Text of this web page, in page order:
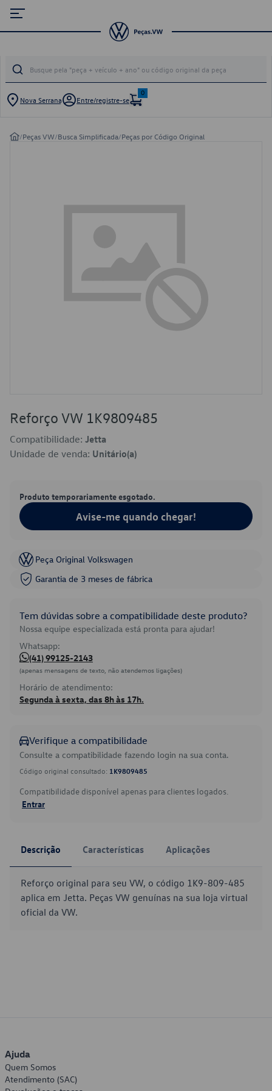
Nova Serrana Entre/registre-se
0
/Peças VW/Busca Simplificada/Peças por Código Original
Reforço VW 1K9809485
Compatibilidade: Jetta
Unidade de venda: Unitário(a)
Produto temporariamente esgotado.
Avise-me quando chegar!
Peça Original Volkswagen
Garantia de 3 meses de fábrica
Tem dúvidas sobre a compatibilidade deste produto?
Nossa equipe especializada está pronta para ajudar!
Whatsapp:
(41) 99125-2143
(apenas mensagens de texto, não atendemos ligações)
Horário de atendimento:
Segunda à sexta, das 8h às 17h.
Verifique a compatibilidade
Consulte a compatibilidade fazendo login na sua conta.
Código original consultado: 1K9809485
Compatibilidade disponível apenas para clientes logados.
Entrar
Descrição Características Aplicações
Reforço original para seu VW, o código 1K9-809-485
aplica em Jetta. Peças VW genuínas na sua loja virtual
oficial da VW.
Ajuda
Quem Somos
Atendimento (SAC)